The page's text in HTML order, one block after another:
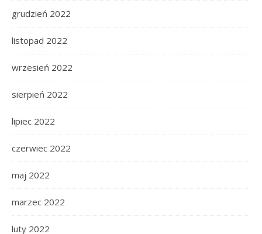
grudzień 2022
listopad 2022
wrzesień 2022
sierpień 2022
lipiec 2022
czerwiec 2022
maj 2022
marzec 2022
luty 2022